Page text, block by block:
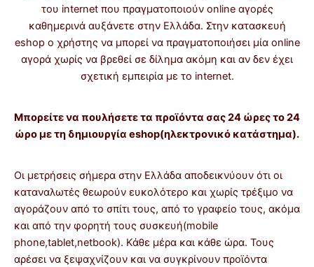
του internet που πραγματοποιούν online αγορές
καθημερινά αυξάνετε στην Ελλάδα. Στην κατασκευή
eshop ο χρήστης να μπορεί να πραγματοποιήσει μία online
αγορά χωρίς να βρεθεί σε δίλημα ακόμη και αν δεν έχει
σχετική εμπειρία με το internet.
Μπορείτε να πουλήσετε τα προϊόντα σας 24 ώρες το 24
ώρο με τη δημιουργία eshop(ηλεκτρονικό κατάστημα).
Οι μετρήσεις σήμερα στην Ελλάδα αποδεικνύουν ότι οι
καταναλωτές θεωρούν ευκολότερο και χωρίς τρέξιμο να
αγοράζουν από το σπίτι τους, από το γραφείο τους, ακόμα
και από την φορητή τους συσκευή(mobile
phone,tablet,netbook). Κάθε μέρα και κάθε ώρα. Τους
αρέσει να ξεψαχνίζουν και να συγκρίνουν προϊόντα